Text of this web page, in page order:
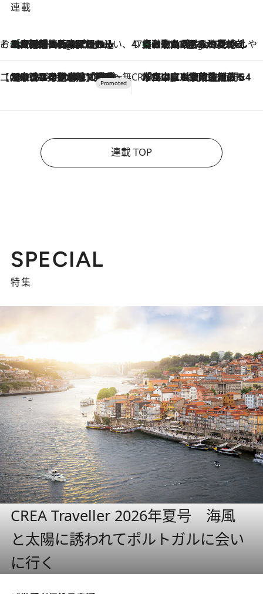
連載
そおだよおこの関西おいしい、おやつ紀行
5 Hours Ago
［大阪府箕面市］一皿一皿目の前で仕上げられる、料理を巧みに組み込んだアシェットデセールコース「ミチル アシェット デセール（Michiru assiette dessert）」 47都道府県の手みやげ ひんやりスイーツで夏を満喫
5 Hours Ago
【和歌山県】この夏絶対食べたい 冷やしておいしいおやつ3選 みかんがごろっと丸ごと入ったジュレ
【CREA×星野リゾート】唯一無二。癒しと発見が待つ場所へ
2026.8.7
【トンボの足水浴】ヒノキの香りに包まれて涼感マックス！約13℃の湧水かけ流しを避暑地「星野温泉 トンボの湯」で体験 CREA'S CHOICE
2026.8.7
「立川にも歌舞伎があるんだよ」 片岡仁左衛門・市川中車ら豪華座組みで4年目の立川立飛歌舞伎へ
連載 TOP
SPECIAL
特集
CREA Traveller 2026年夏号 海風
と太陽に誘われてポルトガルに会い
に行く